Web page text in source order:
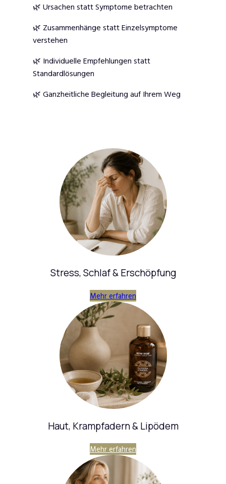
🌿 Ursachen statt Symptome betrachten
🌿 Zusammenhänge statt Einzelsymptome
verstehen
🌿 Individuelle Empfehlungen statt
Standardlösungen
🌿 Ganzheitliche Begleitung auf Ihrem Weg
Stress, Schlaf & Erschöpfung
Mehr erfahren
Haut, Krampfadern & Lipödem
Mehr erfahren